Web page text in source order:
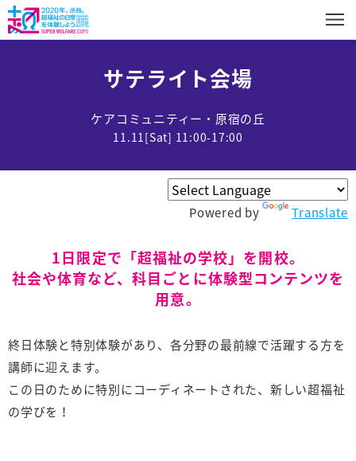
サテライト会場
ケアコミュニティー・原宿の丘
11.11[Sat] 11:00-17:00
Powered by Translate
1日限定で「超福祉の学校」を開校。
社会や体育など、科目ごとに体験型コンテンツを
用意。
終日体験と特別体験があり、各分野の最前線で活躍する方を
講師に迎えます。
この日のために特別にコーディネートされた、新しい超福祉
の学びを！